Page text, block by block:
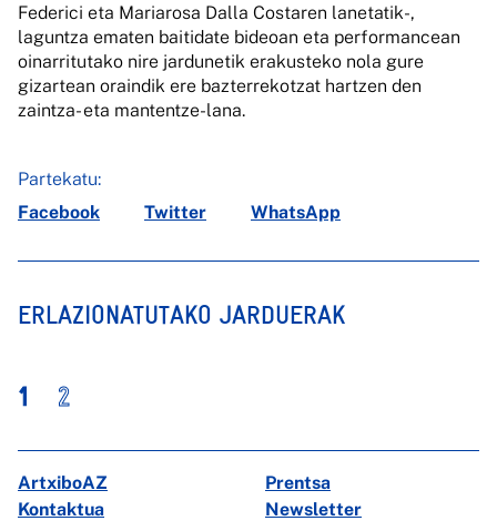
Federici eta Mariarosa Dalla Costaren lanetatik-,
laguntza ematen baitidate bideoan eta performancean
oinarritutako nire jardunetik erakusteko nola gure
gizartean oraindik ere bazterrekotzat hartzen den
zaintza- eta mantentze-lana.
Partekatu:
Facebook
Twitter WhatsApp
ERLAZIONATUTAKO JARDUERAK
1 2
ArtxiboAZ
Prentsa
Kontaktua
Newsletter